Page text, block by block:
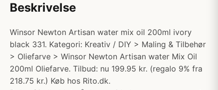
Beskrivelse
Winsor Newton Artisan water mix oil 200ml ivory
black 331. Kategori: Kreativ / DIY > Maling & Tilbehør
> Oliefarve > Winsor Newton Artisan water Mix Oil
200ml Oliefarve. Tilbud: nu 199.95 kr. (regalo 9% fra
218.75 kr.) Køb hos Rito.dk.